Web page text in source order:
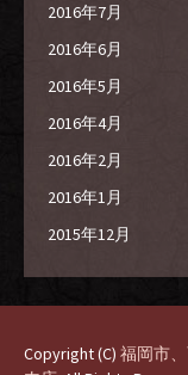
2016年7月
2016年6月
2016年5月
2016年4月
2016年2月
2016年1月
2015年12月
Copyright (C) 福岡市